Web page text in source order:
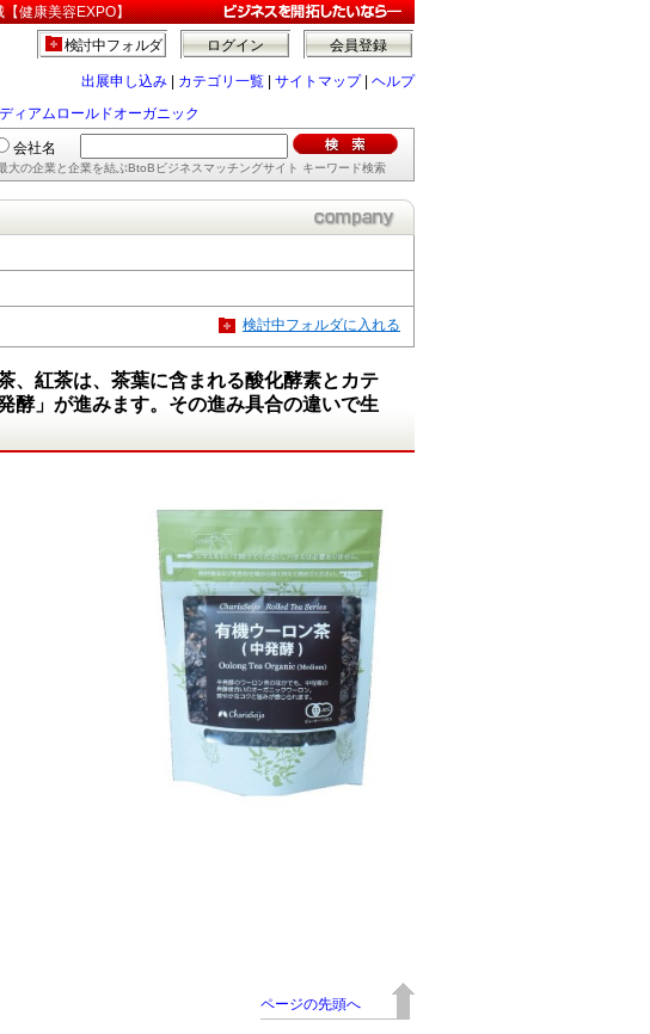
健康美容EXPO】
会員登録
ログイン
検討中フォルダ
出展申し込み カテゴリ一覧 サイトマップ| ヘルプ
ィアムロールドオーガニック
会社名
大の企業と企業を結ぶBtoBビジネスマッチングサイト キーワード検索
検討中フォルダに入れる
、紅茶は、茶葉に含まれる酸化酵素とカテ
酵」が進みます。その進み具合の違いで生
ページの先頭へ